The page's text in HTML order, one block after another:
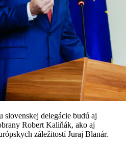
delegácie budú aj
Robert Kaliňák, ako aj
záležitostí Juraj Blanár.